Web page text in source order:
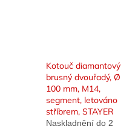
Kotouč diamantový
brusný dvouřadý, Ø
100 mm, M14,
segment, letováno
stříbrem, STAYER
Naskladnění do 2